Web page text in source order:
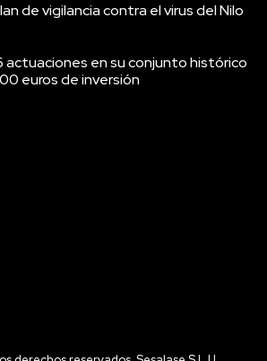
de vigilancia contra el virus del Nilo
actuaciones en su conjunto histórico
euros de inversión